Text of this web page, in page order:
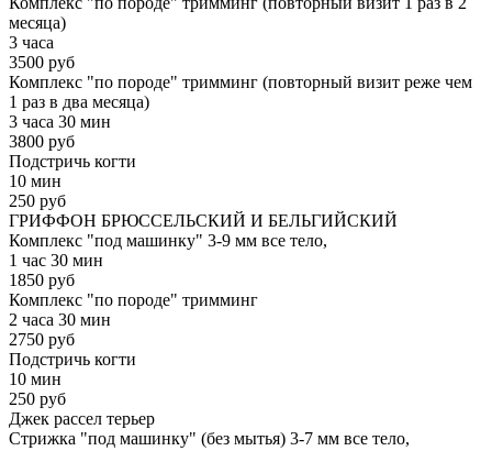
месяца)
3 часа
3500 руб
Комплекс "по породе" тримминг (повторный визит реже чем
1 раз в два месяца)
3 часа 30 мин
3800 руб
Подстричь когти
10 мин
250 руб
ГРИФФОН БРЮССЕЛЬСКИЙ И БЕЛЬГИЙСКИЙ
Комплекс "под машинку" 3-9 мм все тело,
1 час 30 мин
1850 руб
Комплекс "по породе" тримминг
2 часа 30 мин
2750 руб
Подстричь когти
10 мин
250 руб
Джек рассел терьер
Стрижка "под машинку" (без мытья) 3-7 мм все тело,